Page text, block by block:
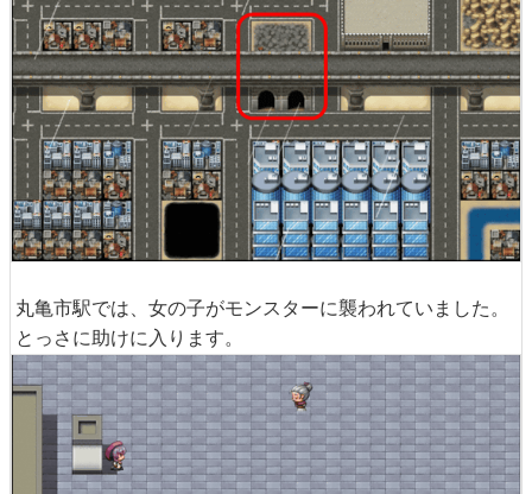
丸亀市駅では、女の子がモンスターに襲われていました。
とっさに助けに入ります。